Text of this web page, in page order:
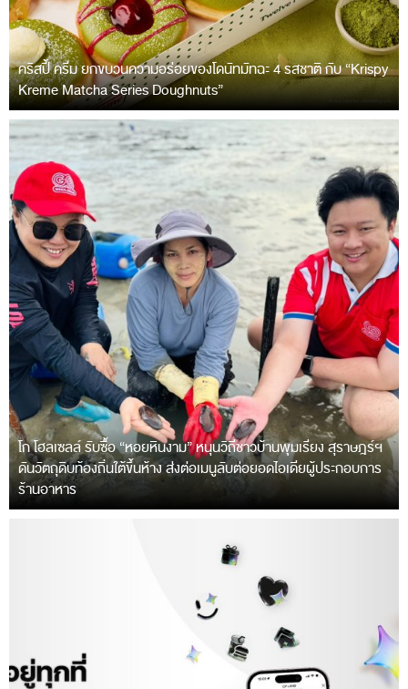
คริสปี้ ครีม ยกขบวนความอร่อยของโดนัทมัทฉะ 4 รสชาติ กับ “Krispy
Kreme Matcha Series Doughnuts”
โก โฮลเซลล์ รับซื้อ “หอยหินงาม” หนุนวิถีชาวบ้านพุมเรียง สุราษฎร์ฯ
ดันวัตถุดิบท้องถิ่นใต้ขึ้นห้าง ส่งต่อเมนูลับต่อยอดไอเดียผู้ประกอบการ
ร้านอาหาร